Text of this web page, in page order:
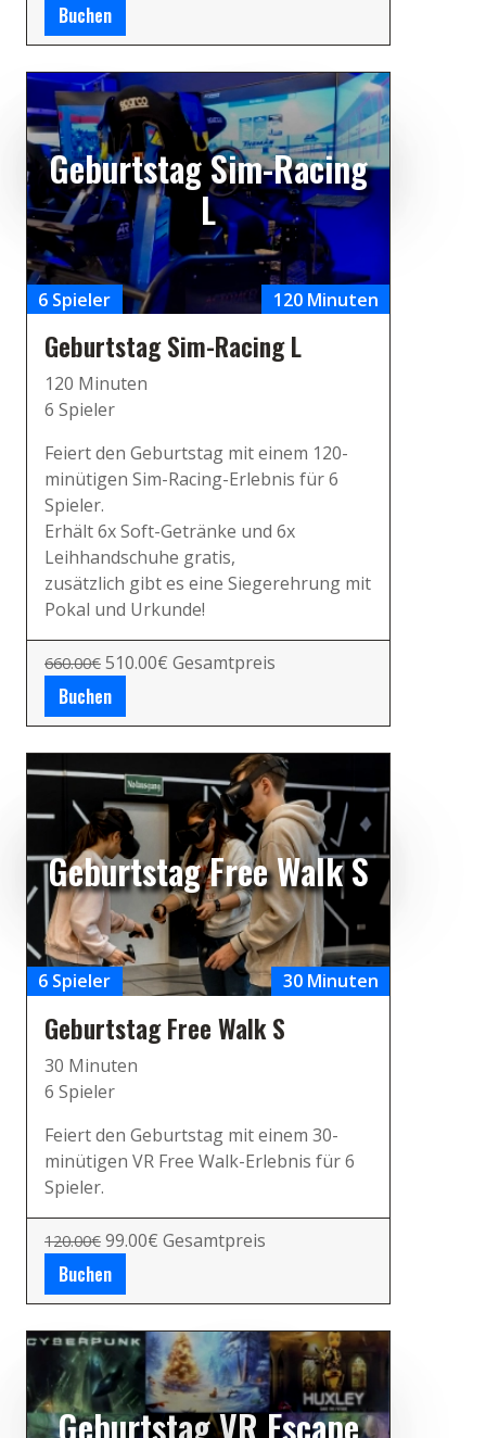
Buchen
Geburtstag Sim-Racing
L
6 Spieler 120 Minuten
Geburtstag Sim-Racing L
120 Minuten
6 Spieler
Feiert den Geburtstag mit einem 120-
minütigen Sim-Racing-Erlebnis für 6
Spieler.
Erhält 6x Soft-Getränke und 6x
Leihhandschuhe gratis,
zusätzlich gibt es eine Siegerehrung mit
Pokal und Urkunde!
660.00€ 510.00€ Gesamtpreis
Buchen
Geburtstag Free Walk S
6 Spieler 30 Minuten
Geburtstag Free Walk S
30 Minuten
6 Spieler
Feiert den Geburtstag mit einem 30-
minütigen VR Free Walk-Erlebnis für 6
Spieler.
120.00€ 99.00€ Gesamtpreis
Buchen
Geburtstag VR Escape